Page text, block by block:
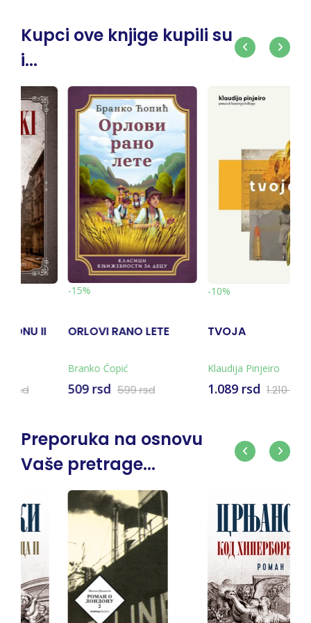
Kupci ove knjige kupili su
i...
LETE
rsd
-10%
TVOJA
Klaudija Pinjeiro
1.089 rsd 1.210 rsd
-10%
ČAROBNI BREG -
Tomas Man
1.349 rsd 1.499
Preporuka na osnovu
Vaše pretrage...